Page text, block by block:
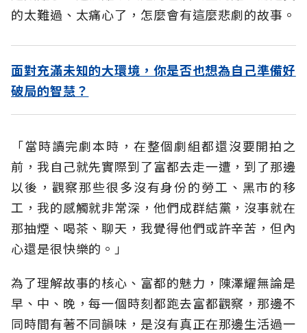
的太難過、太痛心了，怎麼會有這麼悲劇的故事。
面對充滿未知的大環境，你是否也想為自己準備好
破局的智慧？
「當時讀完劇本時，在整個劇組都還沒要開拍之
前，我自己就先實際到了富都去走一遭，到了那邊
以後，觀察那些很多沒有身份的勞工、黑市的移
工，我的感觸就非常深，他們成群結黨，沒事就在
那抽煙、喝茶、聊天，我覺得他們或許辛苦，但內
心還是很快樂的。」
為了理解故事的核心、富都的魅力，陳澤耀無論是
早、中、晚，每一個時刻都跑去富都觀察，那邊不
同時間有著不同韻味，是沒有真正在那邊生活過一